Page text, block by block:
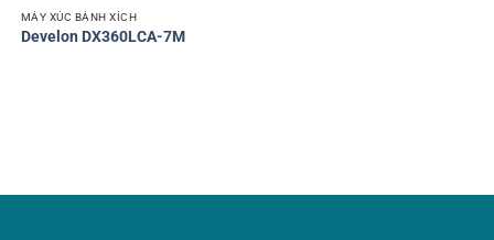
MÁY XÚC BÁNH XÍCH
Develon DX360LCA-7M